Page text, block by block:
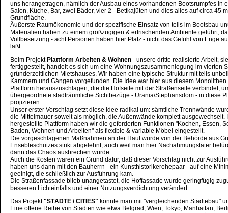
uns herangetragen, nämlich der Ausbau eines vorhandenen Bootsrumpfes in
Salon, Küche, Bar, zwei Bäder, vier 2 - Bettkajüten und dies alles auf circa 45
Grundfläche.
Äußerste Raumökonomie und der spezifische Einsatz von teils im Bootsbau
Materialien haben zu einem großzügigen & erfrischenden Ambiente geführt,
Vollbesetzung - acht Personen haben hier Platz - nicht das Gefühl von Enge
läßt.
Beim Projekt Plattform Arbeiten & Wohnen - unsere dritte realisierte Arbeit,
fertiggestellt, handelt es sich um eine Wohnungszusammenlegung im vierten
gründerzeitlichen Mietshauses. Wir haben eine typische Struktur mit teils
Kammern und Gängen vorgefunden. Die Idee war hier aus diesem Monolithen
Plattform herauszuschlagen, die die Hofseite mit der Straßenseite verbindet,
übergeordnete stadträumliche Sichtbezüge - Urania/Stephansdom - in diese
projizieren.
Unser erster Vorschlag setzt diese Idee radikal um: sämtliche Trennwände
die Mittelmauer soweit als möglich, die Außenwände komplett ausgewechselt.
hergestellte Plattform haben wir die geforderten Funktionen "Kochen, Essen,
Baden, Wohnen und Arbeiten" als flexible & variable Möbel eingestellt.
Die vorgeschlagenen Maßnahmen an der Haut wurde von der Behörde aus
Ensebleschutzes strikt abgelehnt, auch weil man hier Nachahmungstäter
dann das Chaos ausbrechen würde.
Auch die Kosten waren ein Grund dafür, daß dieser Vorschlag nicht zur
haben uns dann mit den Bauherrn - ein Kunsthistorikerehepaar - auf eine
geeinigt, die schließlich zur Ausführung kam.
Die Straßenfassade blieb unangetastet, die Hoffassade wurde geringfügig
besseren Lichteinfalls und einer Nutzungsverdichtung verändert.
Das Projekt"STÄDTE / CITIES" könnte man mit "vergleichenden Städtebau"
Eine offene Reihe von Städten wie etwa Belgrad, Wien, Tokyo, Manhattan,